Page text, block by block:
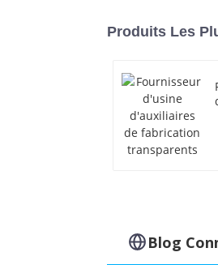
Produits Les
Blog